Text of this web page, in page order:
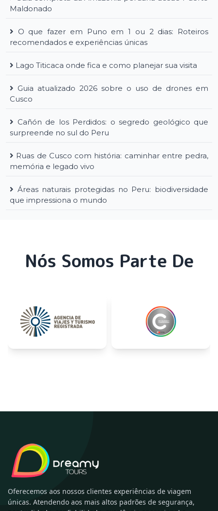
Maldonado
O que fazer em Puno em 1 ou 2 dias: Roteiros
recomendados e experiências únicas
Lago Titicaca onde fica e como planejar sua visita
Guia atualizado 2026 sobre o uso de drones em
Cusco
Cañón de los Perdidos: o segredo geológico que
surpreende no sul do Peru
Ruas de Cusco com história: caminhar entre pedra,
memória e legado vivo
Áreas naturais protegidas no Peru: biodiversidade
que impressiona o mundo
Nós Somos Parte De
Oferecemos aos nossos clientes experiências de viagem
únicas. Atendendo aos mais altos padrões de segurança,